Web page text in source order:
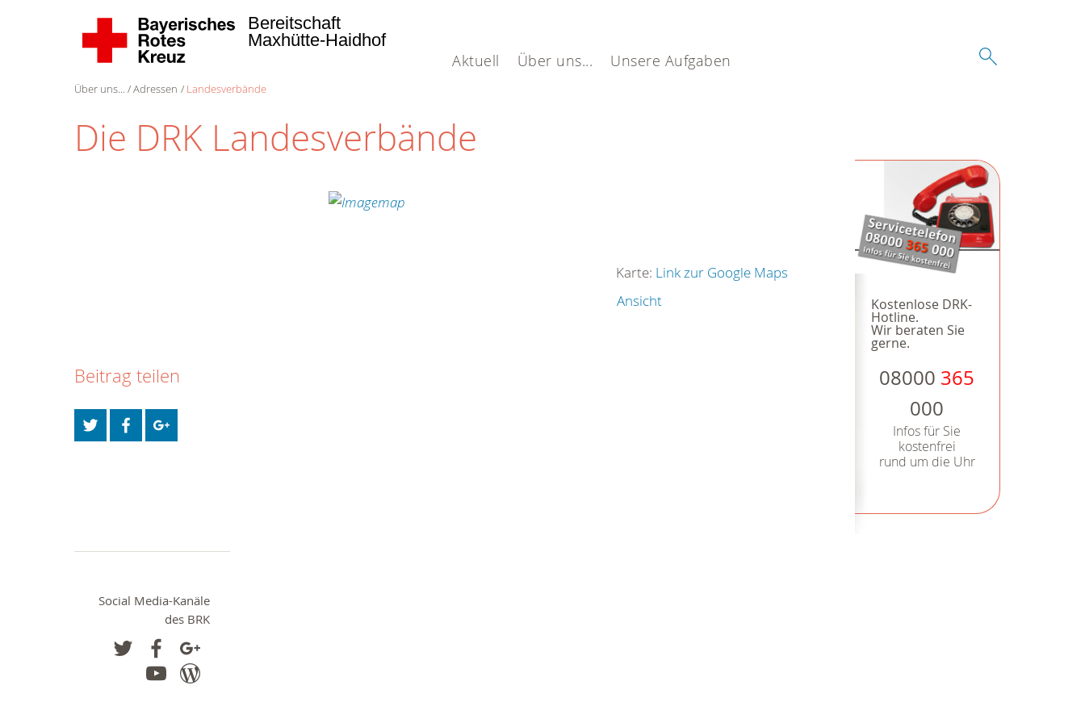
Aktuell Über uns... Unsere Aufgaben
Bereitschaft
Maxhütte-Haidhof
Über uns... Adressen Landesverbände
Die DRK Landesverbände
Kostenlose DRK-
Hotline.
Wir beraten Sie
gerne.
08000 365
000
Infos für Sie
kostenfrei
rund um die Uhr
Karte: Link zur Google Maps
Ansicht
Beitrag teilen
Social Media-Kanäle
des BRK